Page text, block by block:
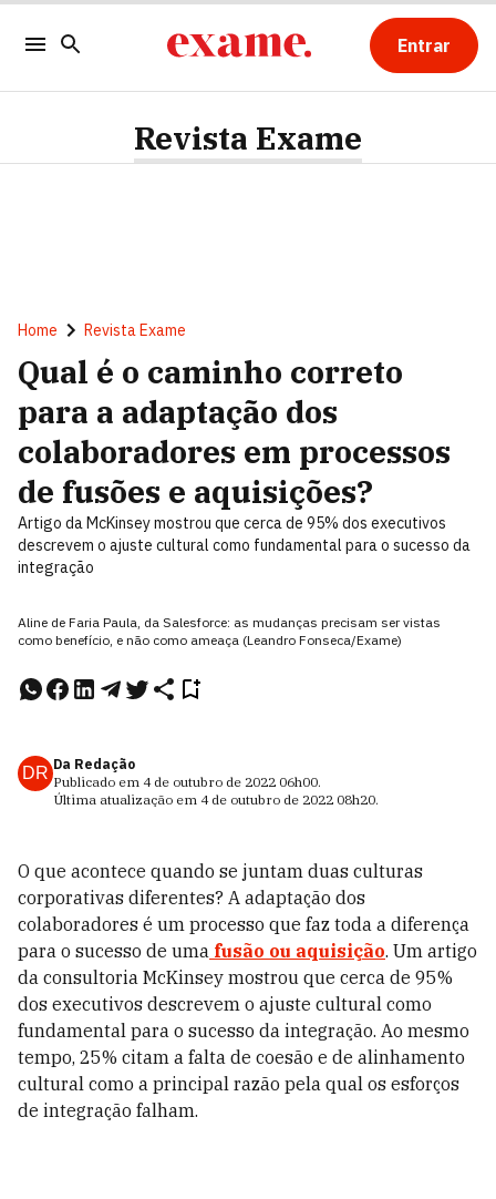
Entrar
Revista Exame
Home Revista Exame
Qual é o caminho correto
para a adaptação dos
colaboradores em processos
de fusões e aquisições?
Artigo da McKinsey mostrou que cerca de 95% dos executivos
descrevem o ajuste cultural como fundamental para o sucesso da
integração
Aline de Faria Paula, da Salesforce: as mudanças precisam ser vistas
como benefício, e não como ameaça (Leandro Fonseca/Exame)
DR Da Redação
Publicado em 4 de outubro de 2022 06h00.
Última atualização em 4 de outubro de 2022 08h20.
O que acontece quando se juntam duas culturas
corporativas diferentes? A adaptação dos
colaboradores é um processo que faz toda a diferença
para o sucesso de uma fusão ou aquisição. Um artigo
da consultoria McKinsey mostrou que cerca de 95%
dos executivos descrevem o ajuste cultural como
fundamental para o sucesso da integração. Ao mesmo
tempo, 25% citam a falta de coesão e de alinhamento
cultural como a principal razão pela qual os esforços
de integração falham.